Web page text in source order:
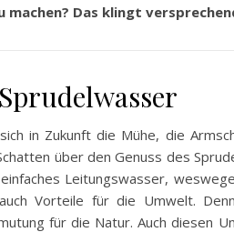
machen? Das klingt
in Zukunft die Mühe, die
über den Genuss des
Leitungswasser,
Vorteile für die Umwelt.
für die Natur. Auch diesen